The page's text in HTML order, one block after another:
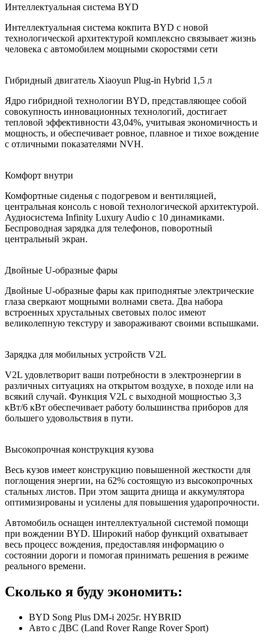
Интеллектуальная система BYD
Интеллектуальная система кокпита BYD с новой
технологической архитектурой комплексно связывает жизнь
человека с автомобилем мощными скоростями сети
Гибридный двигатель Xiaoyun Plug-in Hybrid 1,5 л
Ядро гибридной технологии BYD, представляющее собой
совокупность инновационных технологий, достигает
тепловой эффективности 43,04%, учитывая экономичность и
мощность, и обеспечивает ровное, плавное и тихое вождение
с отличными показателями NVH.
Комфорт внутри
Комфортные сиденья с подогревом и вентиляцией,
центральная консоль с новой технологической архитектурой.
Аудиосистема Infinity Luxury Audio с 10 динамиками.
Беспроводная зарядка для телефонов, поворотный
центральный экран.
Двойные U-образные фары
Двойные U-образные фары как приподнятые электрические
глаза сверкают мощными волнами света. Два набора
встроенных хрустальных световых полос имеют
великолепную текстуру и завораживают своими вспышками.
Зарядка для мобильных устройств V2L
V2L удовлетворит ваши потребности в электроэнергии в
различных ситуациях на открытом воздухе, в походе или на
всякий случай. Функция V2L с выходной мощностью 3,3
кВт/6 кВт обеспечивает работу большинства приборов для
большего удовольствия в пути.
Высокопрочная конструкция кузова
Весь кузов имеет конструкцию повышенной жесткости для
поглощения энергии, на 62% состоящую из высокопрочных
стальных листов. При этом защита днища и аккумулятора
оптимизированы и усилены для повышения ударопрочности.
Автомобиль оснащен интеллектуальной системой помощи
при вождении BYD. Широкий набор функций охватывает
весь процесс вождения, предоставляя информацию о
состоянии дороги и помогая принимать решения в режиме
реального времени.
Сколько я буду экономить:
BYD Song Plus DM-i 2025г. HYBRID
Авто с ДВС (Land Rover Range Rover Sport)